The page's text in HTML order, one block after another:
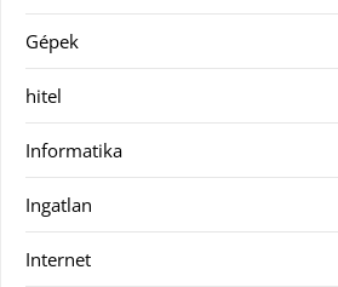
Gépek
hitel
Informatika
Ingatlan
Internet